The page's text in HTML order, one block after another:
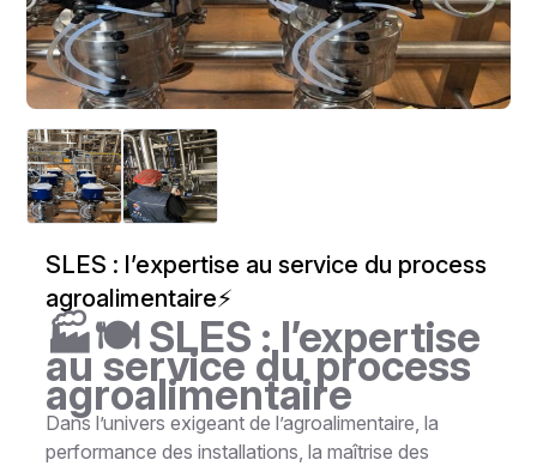
SLES : l’expertise au service du process
agroalimentaire⚡
🏭🍽️ SLES : l’expertise
au service du process
agroalimentaire
Dans l’univers exigeant de l’agroalimentaire, la
performance des installations, la maîtrise des